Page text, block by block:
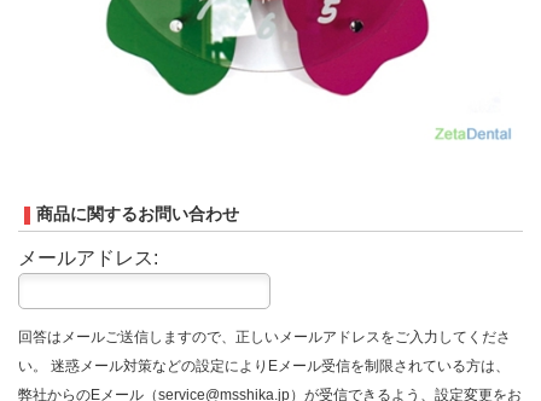
商品に関するお問い合わせ
メールアドレス:
回答はメールご送信しますので、正しいメールアドレスをご入力してくださ
い。 迷惑メール対策などの設定によりEメール受信を制限されている方は、
弊社からのEメール（service@msshika.jp）が受信できるよう、設定変更をお